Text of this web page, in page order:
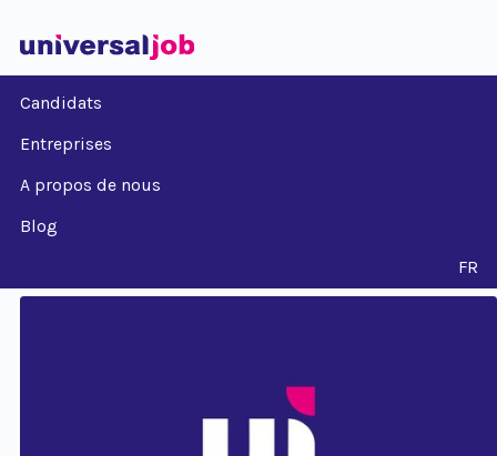
Candidats
Entreprises
A propos de nous
Blog
FR